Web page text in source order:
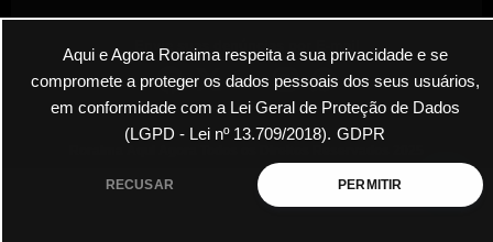
Aqui e Agora Roraima respeita a sua privacidade e se
compromete a proteger os dados pessoais dos seus usuários,
em conformidade com a Lei Geral de Proteção de Dados
(LGPD - Lei nº 13.709/2018). GDPR
RECUSAR PERMITIR
Envie suas denúncias por E-mail